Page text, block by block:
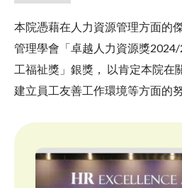
本院憑藉在人力資源管理方面的
管理學會「卓越人力資源獎
工福祉獎」銀獎， 以肯定本院在
建立員工友善工作環境等方面的